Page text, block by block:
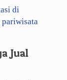
di
pariwisata
Jual